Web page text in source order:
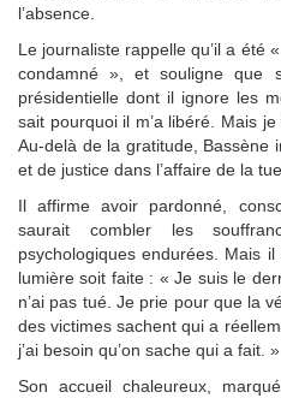
l’absence.
Le journaliste rappelle qu’il a été
condamné », et souligne que
présidentielle dont il ignore les
sait pourquoi il m’a libéré. Mais
Au-delà de la gratitude, Bassène
et de justice dans l’affaire de la
Il affirme avoir pardonné,
saurait combler les
psychologiques endurées. Mais
lumière soit faite : « Je suis le
n’ai pas tué. Je prie pour que la
des victimes sachent qui a
j’ai besoin qu’on sache qui a fait. »
Son accueil chaleureux,